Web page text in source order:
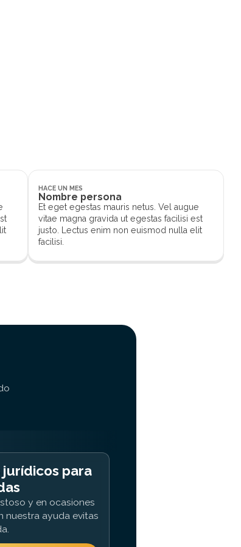
HACE UN MES
Nombre persona
Et eget egestas mauris netus. Vel augue
vitae magna gravida ut egestas facilisi est
justo. Lectus enim non euismod nulla elit
facilisi.
jurídicos para
y en ocasiones
nuestra ayuda evitas